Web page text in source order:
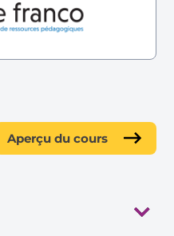
Aperçu du cours